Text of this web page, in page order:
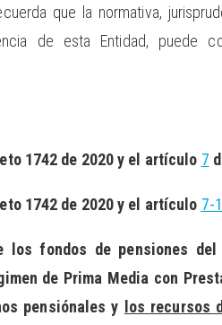
que la normativa,
de esta Entidad, puede
1742 de 2020 y el artículo 7
1742 de 2020 y el artículo 7-1
los fondos de pensiones
de Prima Media con
pensiónales y
los recursos